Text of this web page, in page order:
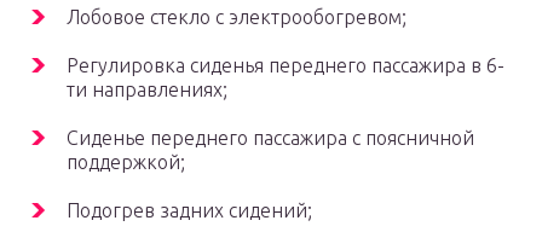
Лобовое стекло с электрообогревом;
Регулировка сиденья переднего пассажира в 6-
ти направлениях;
Сиденье переднего пассажира с поясничной
поддержкой;
Подогрев задних сидений;